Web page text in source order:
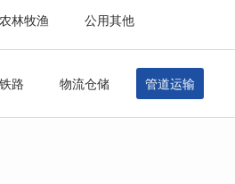
农林牧渔 公用其他
路 物流仓储 管道运输